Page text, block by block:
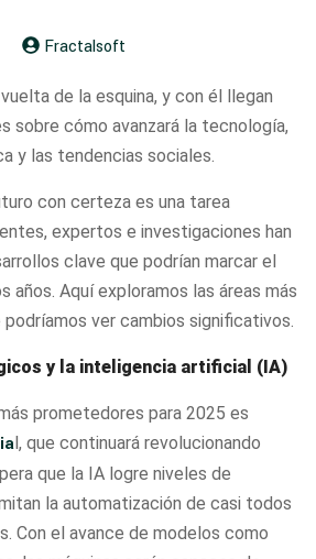
Fractalsoft
de la esquina, y con él llegan
sobre cómo avanzará la tecnología,
y las tendencias sociales.
con certeza es una tarea
expertos e investigaciones han
clave que podrían marcar el
años. Aquí exploramos las áreas más
ver cambios significativos.
y la inteligencia artificial (IA)
prometedores para 2025 es
l, que continuará revolucionando
que la IA logre niveles de
la automatización de casi todos
Con el avance de modelos como